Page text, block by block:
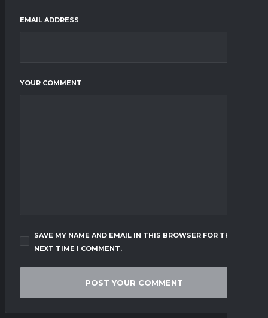
EMAIL ADDRESS
YOUR COMMENT
SAVE MY NAME AND EMAIL IN THIS BROWSER FOR THE
NEXT TIME I COMMENT.